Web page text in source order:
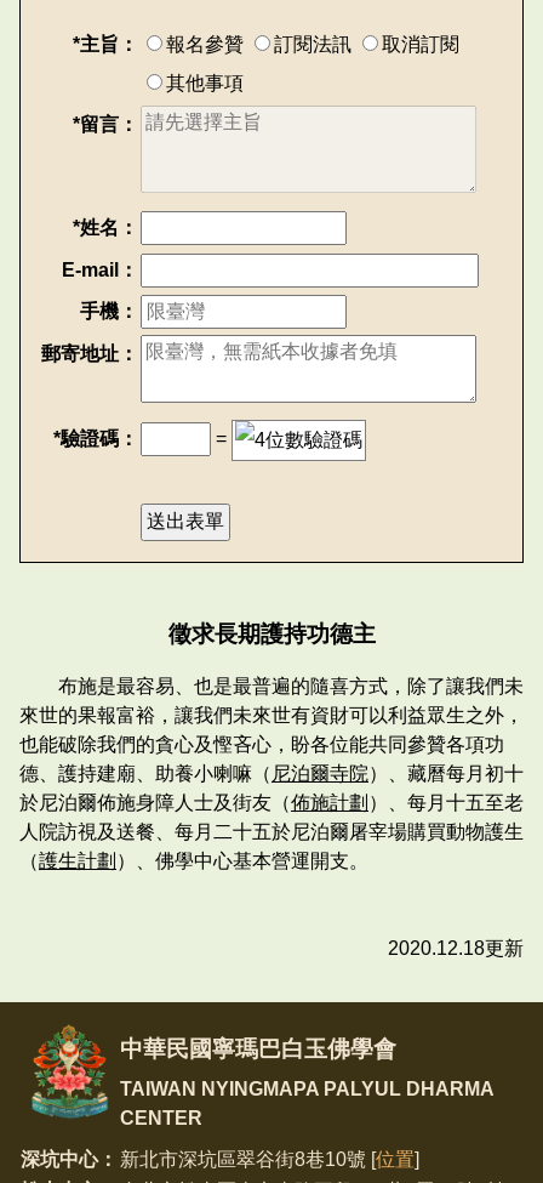
*主旨： 報名參贊 訂閱法訊
取消訂閱
其他事項
*留言：
*姓名：
E-mail：
手機：
郵寄地址：
*驗證碼： =
徵求長期護持功德主
布施是最容易、也是最普遍的隨喜方式，除了讓我們未
來世的果報富裕，讓我們未來世有資財可以利益眾生之外，
也能破除我們的貪心及慳吝心，盼各位能共同參贊各項功
德、護持建廟、助養小喇嘛（ 尼泊爾寺院）、藏曆每月初十
於尼泊爾佈施身障人士及街友（佈施計劃 ）、每月十五至老
人院訪視及送餐、每月二十五於尼泊爾屠宰場購買動物護生
（護生計劃 ）、佛學中心基本營運開支。
2020.12.18更新
中華民國寧瑪巴白玉佛學會
TAIWAN NYINGMAPA PALYUL DHARMA
CENTER
深坑中心： 新北市深坑區翠谷街8巷10號 [位置]